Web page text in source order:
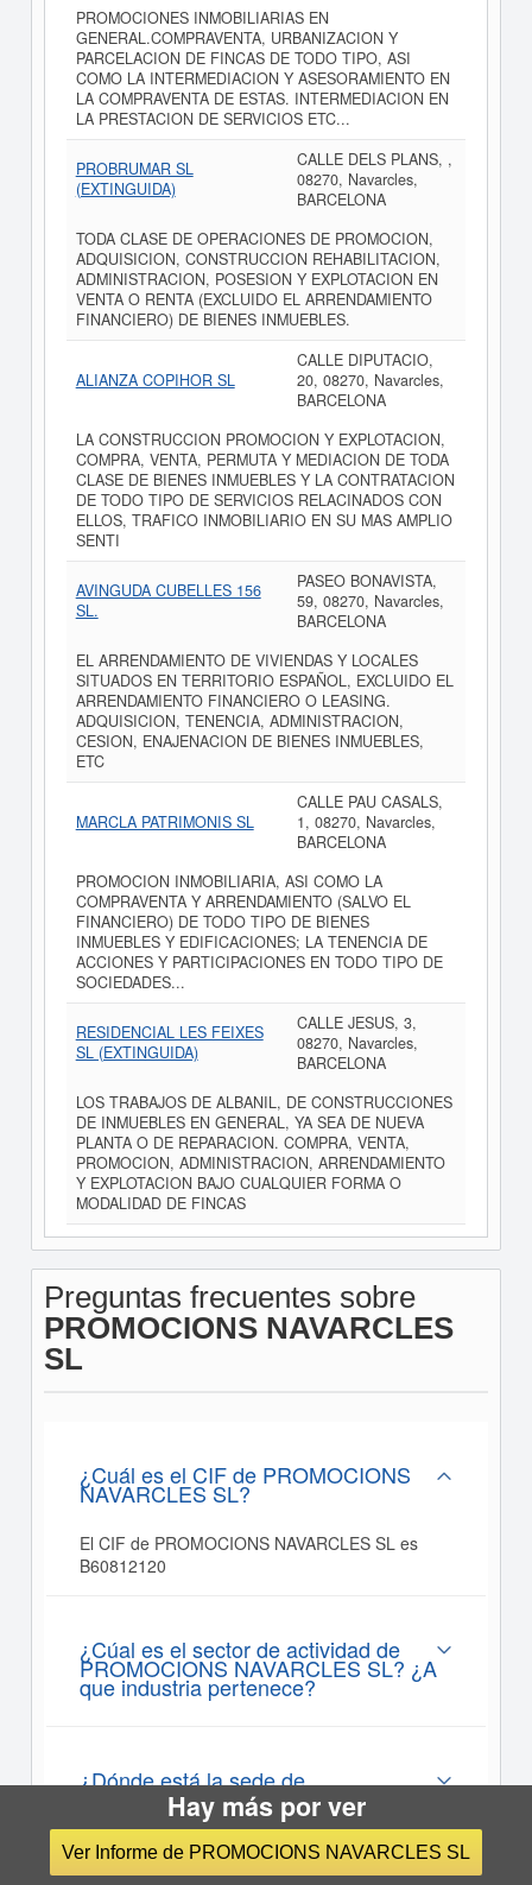
PROMOCIONES INMOBILIARIAS EN
GENERAL.COMPRAVENTA, URBANIZACION Y
PARCELACION DE FINCAS DE TODO TIPO, ASI
COMO LA INTERMEDIACION Y ASESORAMIENTO EN
LA COMPRAVENTA DE ESTAS. INTERMEDIACION EN
LA PRESTACION DE SERVICIOS ETC...
PROBRUMAR SL
(EXTINGUIDA)
CALLE DELS PLANS, ,
08270, Navarcles,
BARCELONA
TODA CLASE DE OPERACIONES DE PROMOCION,
ADQUISICION, CONSTRUCCION REHABILITACION,
ADMINISTRACION, POSESION Y EXPLOTACION EN
VENTA O RENTA (EXCLUIDO EL ARRENDAMIENTO
FINANCIERO) DE BIENES INMUEBLES.
ALIANZA COPIHOR SL
CALLE DIPUTACIO,
20, 08270, Navarcles,
BARCELONA
LA CONSTRUCCION PROMOCION Y EXPLOTACION,
COMPRA, VENTA, PERMUTA Y MEDIACION DE TODA
CLASE DE BIENES INMUEBLES Y LA CONTRATACION
DE TODO TIPO DE SERVICIOS RELACINADOS CON
ELLOS, TRAFICO INMOBILIARIO EN SU MAS AMPLIO
SENTI
AVINGUDA CUBELLES 156
SL.
PASEO BONAVISTA,
59, 08270, Navarcles,
BARCELONA
EL ARRENDAMIENTO DE VIVIENDAS Y LOCALES
SITUADOS EN TERRITORIO ESPAÑOL, EXCLUIDO EL
ARRENDAMIENTO FINANCIERO O LEASING.
ADQUISICION, TENENCIA, ADMINISTRACION,
CESION, ENAJENACION DE BIENES INMUEBLES,
ETC
MARCLA PATRIMONIS SL
CALLE PAU CASALS,
1, 08270, Navarcles,
BARCELONA
PROMOCION INMOBILIARIA, ASI COMO LA
COMPRAVENTA Y ARRENDAMIENTO (SALVO EL
FINANCIERO) DE TODO TIPO DE BIENES
INMUEBLES Y EDIFICACIONES; LA TENENCIA DE
ACCIONES Y PARTICIPACIONES EN TODO TIPO DE
SOCIEDADES...
RESIDENCIAL LES FEIXES
SL (EXTINGUIDA)
CALLE JESUS, 3,
08270, Navarcles,
BARCELONA
LOS TRABAJOS DE ALBANIL, DE CONSTRUCCIONES
DE INMUEBLES EN GENERAL, YA SEA DE NUEVA
PLANTA O DE REPARACION. COMPRA, VENTA,
PROMOCION, ADMINISTRACION, ARRENDAMIENTO
Y EXPLOTACION BAJO CUALQUIER FORMA O
MODALIDAD DE FINCAS
Preguntas frecuentes sobre
PROMOCIONS NAVARCLES
SL
¿Cuál es el CIF de PROMOCIONS
NAVARCLES SL?
El CIF de PROMOCIONS NAVARCLES SL es
B60812120
¿Cúal es el sector de actividad de
PROMOCIONS NAVARCLES SL? ¿A
que industria pertenece?
¿Dónde está la sede de
PROMOCIONS NAVARCLES SL?
Hay más por ver
Ver Informe de PROMOCIONS NAVARCLES SL